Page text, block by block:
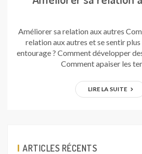
Améliorer sa relation aux autres
relation aux autres et se sentir plus
entourage ? Comment développer
Comment apaiser les
LIRE LA SUITE
ARTICLES RÉCENTS